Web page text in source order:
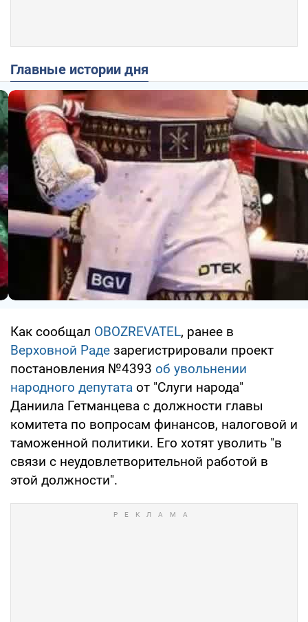
Главные истории дня
Как сообщал OBOZREVATEL, ранее в
Верховной Раде зарегистрировали проект
постановления №4393 об увольнении
народного депутата от "Слуги народа"
Даниила Гетманцева с должности главы
комитета по вопросам финансов, налоговой и
таможенной политики. Его хотят уволить "в
связи с неудовлетворительной работой в
этой должности".